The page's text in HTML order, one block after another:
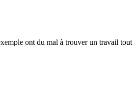
ont du mal à trouver un travail tout